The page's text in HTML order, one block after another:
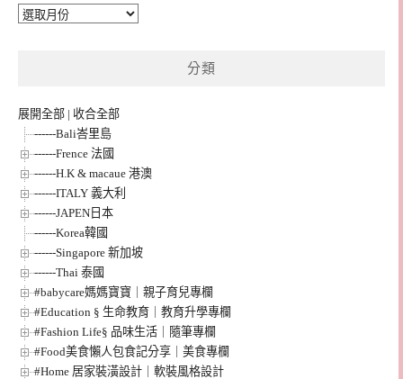
彙
分類
展開全部 | 收合全部
------Bali峇里島
------Frence 法國
------H.K & macaue 港澳
------ITALY 義大利
------JAPEN日本
------Korea韓國
------Singapore 新加坡
------Thai 泰國
#babycare媽媽寶寶｜親子育兒專欄
#Education § 生命教育｜教育升學專欄
#Fashion Life§ 品味生活｜隨筆專欄
#Food美食懶人包食記分享｜美食專欄
#Home 居家裝潢設計｜軟裝風格設計